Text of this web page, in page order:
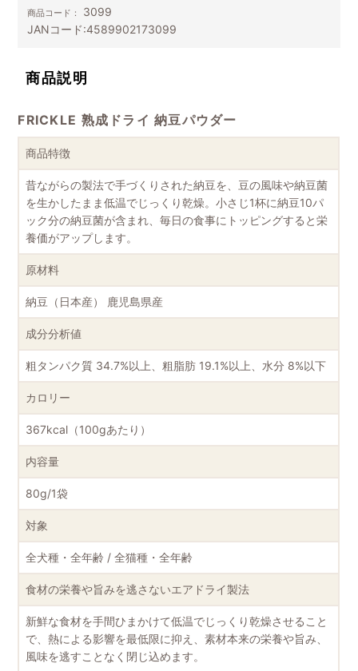
商品コード：
3099
JANコード:4589902173099
商品説明
FRICKLE 熟成ドライ 納豆パウダー
商品特徴
昔ながらの製法で手づくりされた納豆を、豆の風味や納豆菌
を生かしたまま低温でじっくり乾燥。小さじ1杯に納豆10パ
ック分の納豆菌が含まれ、毎日の食事にトッピングすると栄
養価がアップします。
原材料
納豆（日本産） 鹿児島県産
成分分析値
粗タンパク質 34.7%以上、粗脂肪 19.1%以上、水分 8%以下
カロリー
367kcal（100gあたり）
内容量
80g/1袋
対象
全犬種・全年齢 / 全猫種・全年齢
食材の栄養や旨みを逃さないエアドライ製法
新鮮な食材を手間ひまかけて低温でじっくり乾燥させること
で、熱による影響を最低限に抑え、素材本来の栄養や旨み、
風味を逃すことなく閉じ込めます。